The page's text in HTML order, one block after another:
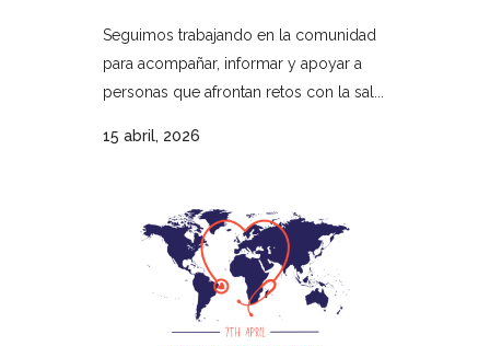
Seguimos trabajando en la comunidad
para acompañar, informar y apoyar a
personas que afrontan retos con la sal...
15 abril, 2026